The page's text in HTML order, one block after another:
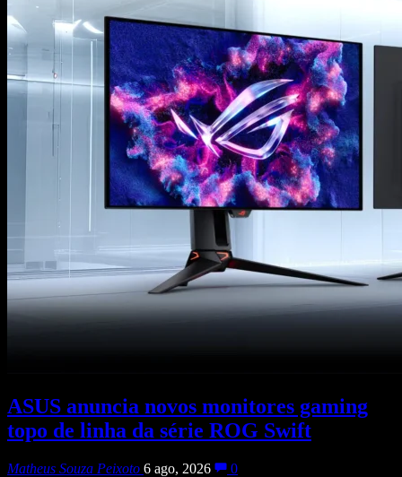
ASUS anuncia novos monitores gaming
topo de linha da série ROG Swift
Matheus Souza Peixoto 6 ago, 2026
0